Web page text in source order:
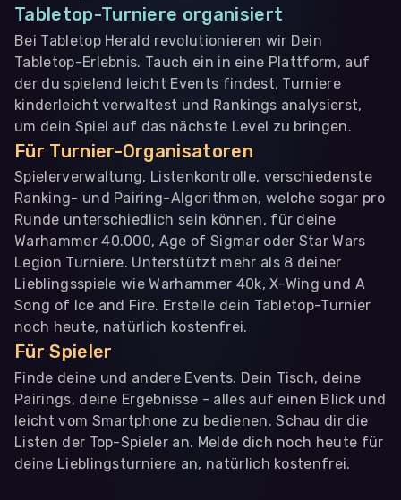
Tabletop-Turniere organisiert
Bei Tabletop Herald revolutionieren wir Dein
Tabletop-Erlebnis. Tauch ein in eine Plattform, auf
der du spielend leicht Events findest, Turniere
kinderleicht verwaltest und Rankings analysierst,
um dein Spiel auf das nächste Level zu bringen.
Für Turnier-Organisatoren
Spielerverwaltung, Listenkontrolle, verschiedenste
Ranking- und Pairing-Algorithmen, welche sogar pro
Runde unterschiedlich sein können, für deine
Warhammer 40.000, Age of Sigmar oder Star Wars
Legion Turniere. Unterstützt mehr als 8 deiner
Lieblingsspiele wie Warhammer 40k, X-Wing und A
Song of Ice and Fire. Erstelle dein Tabletop-Turnier
noch heute, natürlich kostenfrei.
Für Spieler
Finde deine und andere Events. Dein Tisch, deine
Pairings, deine Ergebnisse - alles auf einen Blick und
leicht vom Smartphone zu bedienen. Schau dir die
Listen der Top-Spieler an. Melde dich noch heute für
deine Lieblingsturniere an, natürlich kostenfrei.